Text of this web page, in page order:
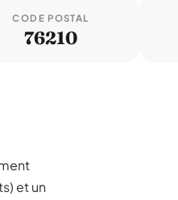
CODE POSTAL
76210
et un